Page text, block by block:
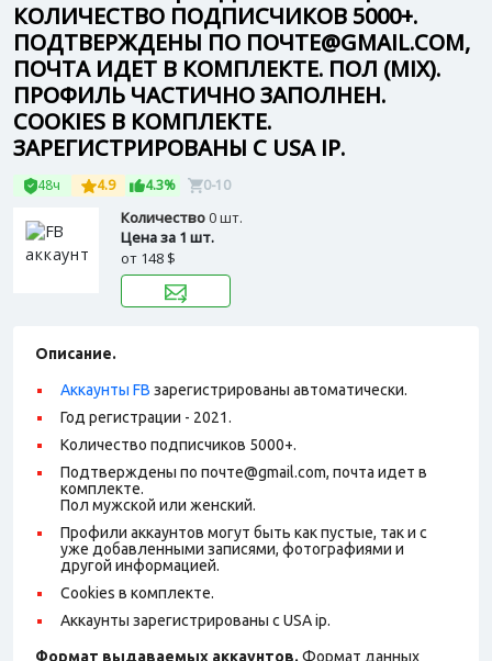
КОЛИЧЕСТВО ПОДПИСЧИКОВ 5000+.
ПОДТВЕРЖДЕНЫ ПО ПОЧТЕ@GMAIL.COM,
ПОЧТА ИДЕТ В КОМПЛЕКТЕ. ПОЛ (MIX).
ПРОФИЛЬ ЧАСТИЧНО ЗАПОЛНЕН.
СOOKIES В КОМПЛЕКТЕ.
ЗАРЕГИСТРИРОВАНЫ С USA IP.
48ч 4.9 4.3% 0-10
Количество0 шт.
Цена за 1 шт.
от 148 $
Описание.
Аккаунты FB зарегистрированы автоматически.
Год регистрации - 2021.
Количество подписчиков 5000+.
Подтверждены по почте@gmail.com, почта идет в
комплекте.
Пол мужской или женский.
Профили аккаунтов могут быть как пустые, так и с
уже добавленными записями, фотографиями и
другой информацией.
Cookies в комплекте.
Аккаунты зарегистрированы с USA ip.
Формат выдаваемых аккаунтов. Формат данных